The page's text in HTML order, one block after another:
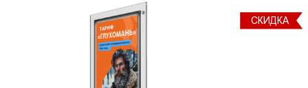
СКИДКА